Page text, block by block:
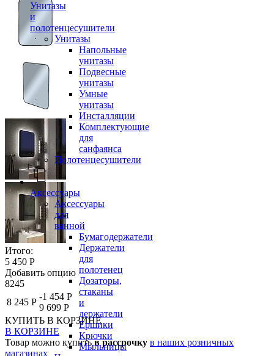
Унитазы
и
полотенцесушители
Унитазы
Напольные
унитазы
Подвесные
унитазы
Умные
унитазы
Инсталляции
Комплектующие
для
санфаянса
Полотенцесушители
Аксессуары
Аксессуары
для
ванной
Бумагодержатели
Держатели
для
полотенец
Дозаторы,
стаканы
и
держатели
Ершики
Крючки
Мыльницы
Итого:
5 450 Р
Добавить опцию
8245
8 245 Р
-1 454 Р
9 699 Р
КУПИТЬ В КОРЗИНЕ
В КОРЗИНЕ
Товар можно купитьв рассрочку в наших розничных
магазинах